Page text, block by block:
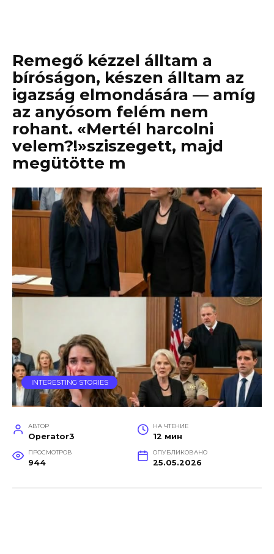
Remegő kézzel álltam a
bíróságon, készen álltam az
igazság elmondására — amíg
az anyósom felém nem
rohant. «Mertél harcolni
velem?!»sziszegett, majd
megütötte m
INTERESTING STORIES
АВТОР
Operator3
НА ЧТЕНИЕ
12 мин
ПРОСМОТРОВ
944
ОПУБЛИКОВАНО
25.05.2026